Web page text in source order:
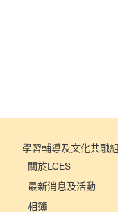
學習輔導及文化共融組
關於LCES
最新消息及活動
相簿